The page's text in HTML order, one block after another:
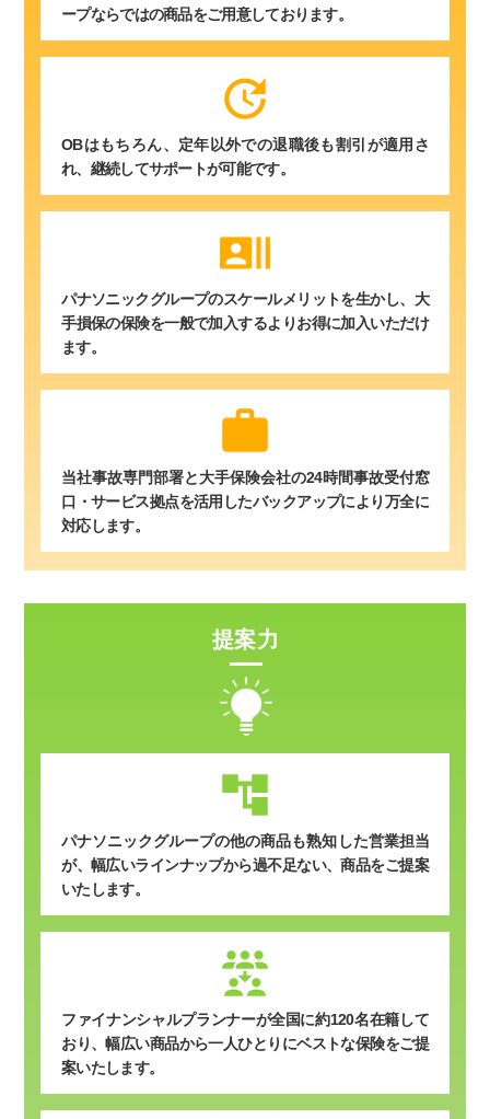
ープならではの商品をご用意しております。
update
OBはもちろん、定年以外での退職後も割引が適用さ
れ、継続してサポートが可能です。
recent_actors
パナソニックグループのスケールメリットを生かし、大
手損保の保険を一般で加入するよりお得に加入いただけ
ます。
work
当社事故専門部署と大手保険会社の24時間事故受付窓
口・サービス拠点を活用したバックアップにより万全に
対応します。
提案力
パナソニックグループの他の商品も熟知した営業担当
が、幅広いラインナップから過不足ない、商品をご提案
いたします。
ファイナンシャルプランナーが全国に約120名在籍して
おり、幅広い商品から一人ひとりにベストな保険をご提
案いたします。